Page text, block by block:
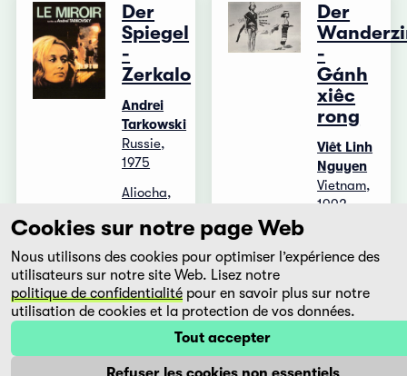
Der
Spiegel
-
Zerkalo
Andrei
Tarkowski
Russie,
1975
Aliocha,
cinéaste
de 40
ans,
tombe
gravement
malade.
remémore
Der
-
Gánh
xiêc
rong
Viêt Linh
Nguyen
Vietnam,
1992
village
des
montagnes
habitants
Cookies sur notre page Web
Nous utilisons des cookies pour optimiser l’expérience des
utilisateurs sur notre site Web. Lisez notre
politique de confidentialité pour en savoir plus sur notre
utilisation de cookies et la protection de vos données.
Tout accepter